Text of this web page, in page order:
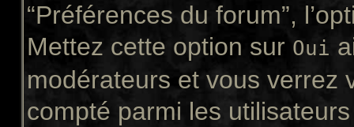
“Préférences du forum”,
Mettez cette option sur Oui
modérateurs et vous verrez
compté parmi les